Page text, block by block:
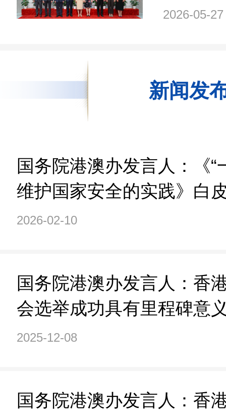
一行
2026-05-27
新闻发
国务院港澳办发言人：《“
维护国家安全的实践》白
信心
2026-02-10
国务院港澳办发言人：香
会选举成功具有里程碑意
2025-12-08
国务院港澳办发言人：香